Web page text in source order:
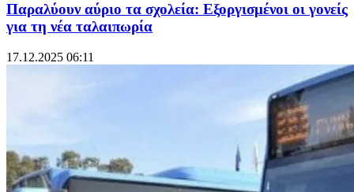
Παραλύουν αύριο τα σχολεία: Εξοργισμένοι οι γονείς
για τη νέα ταλαιπωρία
17.12.2025 06:11